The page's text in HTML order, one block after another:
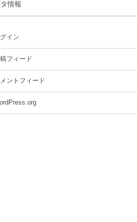
タ情報
イン
フィード
ントフィード